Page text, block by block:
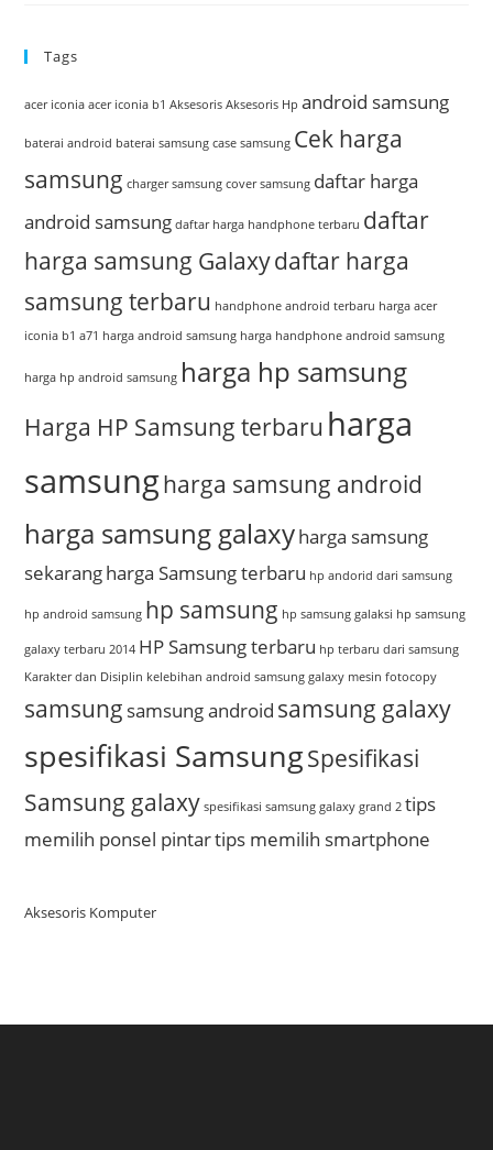
Tags
acer iconia acer iconia b1 Aksesoris Aksesoris Hp android samsung
baterai android baterai samsung case samsung Cek harga
samsung charger samsung cover samsung daftar harga
android samsung daftar harga handphone terbaru daftar
harga samsung Galaxydaftar harga
samsung terbaru handphone android terbaru harga acer
iconia b1 a71 harga android samsung harga handphone android samsung
harga hp android samsung harga hp samsung
Harga HP Samsung terbaru harga
samsungharga samsung android
harga samsung galaxyharga samsung
sekarangharga Samsung terbaru hp andorid dari samsung
hp android samsung hp samsung hp samsung galaksi hp samsung
galaxy terbaru 2014 HP Samsung terbaru hp terbaru dari samsung
Karakter dan Disiplin kelebihan android samsung galaxy mesin fotocopy
samsung samsung android samsung galaxy
spesifikasi SamsungSpesifikasi
Samsung galaxy spesifikasi samsung galaxy grand 2 tips
memilih ponsel pintartips memilih smartphone
Aksesoris Komputer